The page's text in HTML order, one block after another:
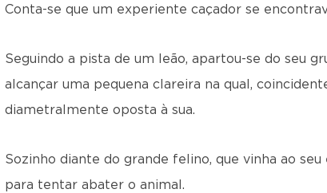
Conta-se que um experiente caçador se
Seguindo a pista de um leão, apartou-se do seu
alcançar uma pequena clareira na qual,
diametralmente oposta à sua.
Sozinho diante do grande felino, que vinha ao
para tentar abater o animal.